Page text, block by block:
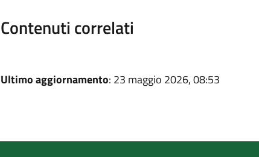
Contenuti correlati
Ultimo aggiornamento: 23 maggio 2026, 08:53